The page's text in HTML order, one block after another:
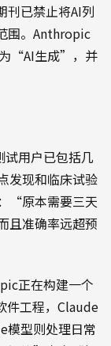
刊已禁止将AI列
围。Anthropic
为“AI生成”，并
用户已包括几
发现和临床试验
“原本需要三天
且准确率远超预
正在构建一个
件工程，Claude
模型则处理日常